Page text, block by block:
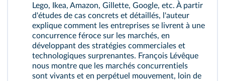
Lego, Ikea, Amazon, Gillette, Google, etc. À partir
d'études de cas concrets et détaillés, l'auteur
explique comment les entreprises se livrent à une
concurrence féroce sur les marchés, en
développant des stratégies commerciales et
technologiques surprenantes. François Lévêque
nous montre que les marchés concurrentiels
sont vivants et en perpétuel mouvement, loin de